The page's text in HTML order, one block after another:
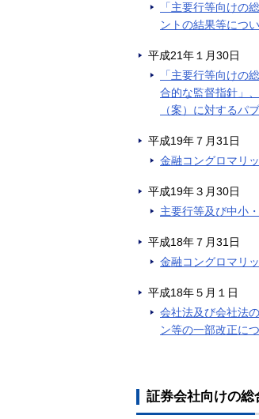
「主要行等向けの
ントの結果等につ
平成21年１月30日
「主要行等向けの
合的な監督指針」
（案）に対するパ
平成19年７月31日
金融コングロマリ
平成19年３月30日
主要行等及び中小
平成18年７月31日
金融コングロマリ
平成18年５月１日
会社法及び会社法
ン等の一部改正に
証券会社向けの総